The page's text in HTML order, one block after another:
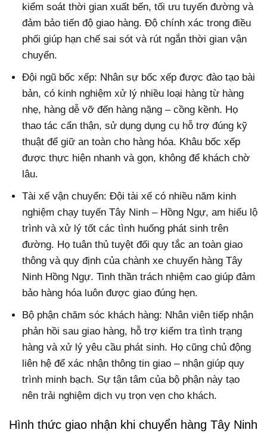
kiểm soát thời gian xuất bến, tối ưu tuyến đường và
đảm bảo tiến độ giao hàng. Độ chính xác trong điều
phối giúp hạn chế sai sót và rút ngắn thời gian vận
chuyển.
Đội ngũ bốc xếp: Nhân sự bốc xếp được đào tạo bài
bản, có kinh nghiệm xử lý nhiều loại hàng từ hàng
nhẹ, hàng dễ vỡ đến hàng nặng – cồng kềnh. Họ
thao tác cẩn thận, sử dụng dụng cụ hỗ trợ đúng kỹ
thuật để giữ an toàn cho hàng hóa. Khâu bốc xếp
được thực hiện nhanh và gọn, không để khách chờ
lâu.
Tài xế vận chuyển: Đội tài xế có nhiều năm kinh
nghiệm chạy tuyến Tây Ninh – Hồng Ngự, am hiểu lộ
trình và xử lý tốt các tình huống phát sinh trên
đường. Họ tuân thủ tuyệt đối quy tắc an toàn giao
thông và quy định của chành xe chuyển hàng Tây
Ninh Hồng Ngự. Tinh thần trách nhiệm cao giúp đảm
bảo hàng hóa luôn được giao đúng hẹn.
Bộ phận chăm sóc khách hàng: Nhân viên tiếp nhận
phản hồi sau giao hàng, hỗ trợ kiểm tra tình trạng
hàng và xử lý yêu cầu phát sinh. Họ cũng chủ động
liên hệ để xác nhận thông tin giao – nhận giúp quy
trình minh bạch. Sự tận tâm của bộ phận này tạo
nên trải nghiệm dịch vụ trọn vẹn cho khách.
Hình thức giao nhận khi chuyển hàng Tây Ninh